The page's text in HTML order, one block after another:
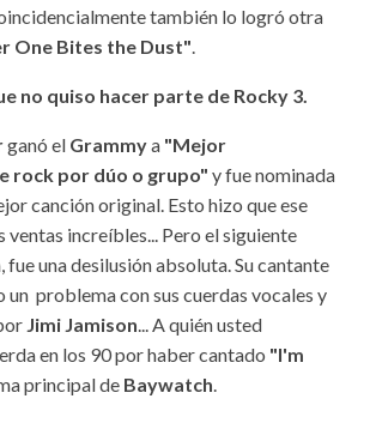
también lo logró otra
One Bites the Dust".
no quiso hacer parte de Rocky 3.
ganó el Grammya "Mejor
rock por dúo o grupo" y fue nominada
canción original. Esto hizo que ese
ventas increíbles... Pero el siguiente
fue una desilusión absoluta. Su cantante
un problema con sus cuerdas vocales y
Jimi Jamison... A quién usted
en los 90 por haber cantado "I'm
principal de Baywatch.